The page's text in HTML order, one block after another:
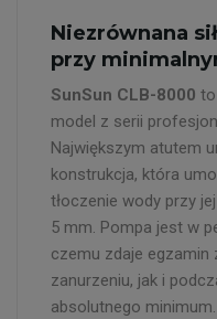
Niezrównana
przy
SunSun CLB-8000
model z serii
Największym atutem
konstrukcja, która
tłoczenie wody przy
5 mm. Pompa jest w
czemu zdaje egzamin
zanurzeniu, jak i
absolutnego